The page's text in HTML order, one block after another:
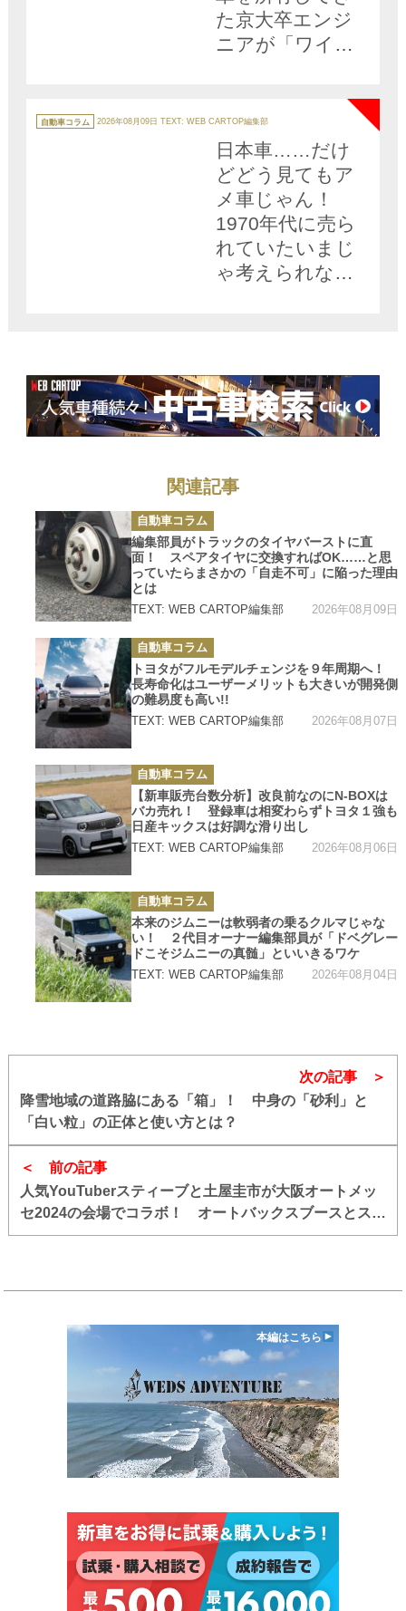
た京大卒エンジ
ニアが「ワイド
カ
テ
ゴ
自動車コラム 2026年08月09日 TEXT: WEB CARTOP編集部
日本車……だけ
どどう見てもア
メ車じゃん！
1970年代に売ら
れていたいまじ
ゃ考えられない
関連記事
カ
テ
ゴ
リ
ー
自動車コラム
編集部員がトラックのタイヤバーストに直
面！ スペアタイヤに交換すればOK……と思
っていたらまさかの「自走不可」に陥った理由
とは
TEXT: WEB CARTOP編集部 2026年08月09日
カ
テ
ゴ
リ
ー
自動車コラム
トヨタがフルモデルチェンジを９年周期へ！
長寿命化はユーザーメリットも大きいが開発側
の難易度も高い!!
TEXT: WEB CARTOP編集部 2026年08月07日
カ
テ
ゴ
リ
ー
自動車コラム
【新車販売台数分析】改良前なのにN-BOXは
バカ売れ！ 登録車は相変わらずトヨタ１強も
日産キックスは好調な滑り出し
TEXT: WEB CARTOP編集部 2026年08月06日
カ
テ
ゴ
リ
ー
自動車コラム
本来のジムニーは軟弱者の乗るクルマじゃな
い！ ２代目オーナー編集部員が「ドベグレー
ドこそジムニーの真髄」といいきるワケ
TEXT: WEB CARTOP編集部 2026年08月04日
前の記事
人気YouTuberスティーブと土屋圭市が大阪オートメッ
セ2024の会場でコラボ！ オートバックスブースとスー
パーGTブースで大興奮【動画】
次の記事
降雪地域の道路脇にある「箱」！ 中身の「砂利」と
「白い粒」の正体と使い方とは？
本編はこちら